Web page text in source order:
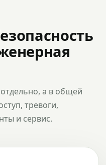
а в общей
тревоги,
и сервис.